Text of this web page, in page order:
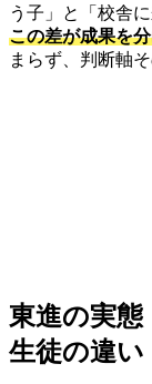
う子」と「校舎
この差が成果を
まらず、判断軸
東進の実
生徒の違い